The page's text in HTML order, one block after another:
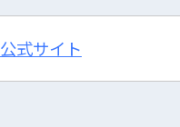
式サイト